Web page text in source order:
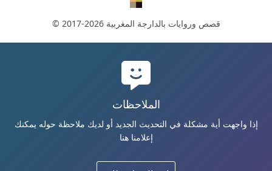
قصص وروايات بالدارجة المغربية© 2017-2026
الملاحظات
إذا واجهت أية مشكلة في التحديث الجديد أو لديك ملاحظة حوله يمكنك
إعلامنا هنا